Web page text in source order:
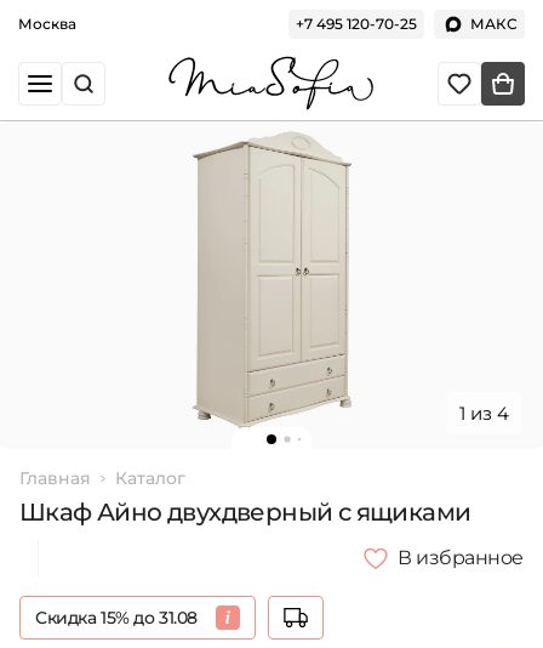
Москва +7 495 120-70-25 МАКС
1 из 4
Главная Каталог
Шкаф Айно двухдверный с ящиками
В избранное
Скидка 15% до 31.08